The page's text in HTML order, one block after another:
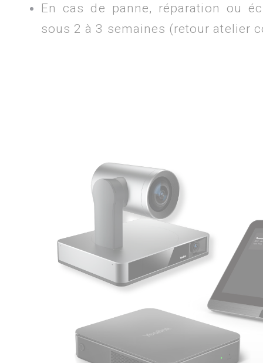
En cas de panne, réparation ou
sous 2 à 3 semaines (retour atelier